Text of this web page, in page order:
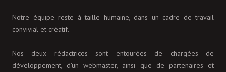
Notre équipe reste à taille humaine, dans un cadre de travail
convivial et créatif.
Nos deux rédactrices sont entourées de chargées de
développement, d'un webmaster, ainsi que de partenaires et